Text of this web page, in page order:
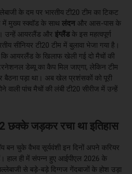
के दम पर भारतीय टी20 टीम का टिकट
में मुख्य स्क्वॉड के साथ लंदन और आस-पास के
उन्हें आयरलैंड और इंग्लैंडके इस महत्वपूर्ण
सीनियर टी20 टीम में बुलावा भेजा गया है।
आयरलैंड के खिलाफ खेली गई दो मैचों की
डेब्यू का कैप मिल जाएगा, लेकिन टीम
बैठना पड़ा था। अब खेल प्रशंसकों को पूरी
वाली पांच मैचों की लंबी टी20 सीरीज में उन्हें
छक्के जड़कर रचा था इतिहास
बन चुके वैभव सूर्यवंशी इन दिनों अपने करियर
हाल ही में संपन्न हुए आईपीएल 2026 के
से बड़े-बड़े दिग्गज गेंदबाजों के होश उड़ा